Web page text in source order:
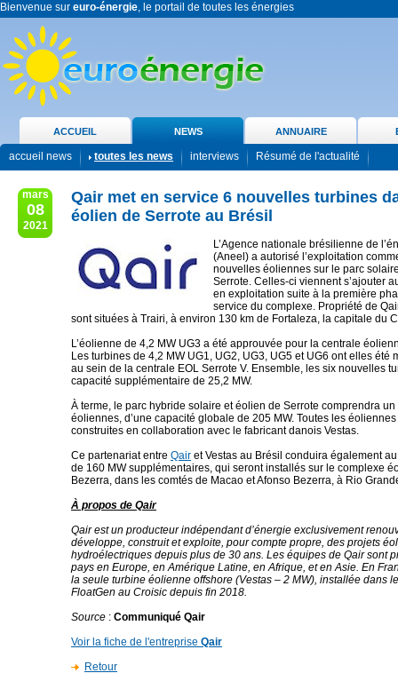
Bienvenue sur euro-énergie, le portail de toutes les énergies
ACCUEIL NEWS ANNUAIRE
accueil news toutes les news interviews Résumé de l'actualité
mars
08
2021
Qair met en service 6 nouvelles turbines
éolien de Serrote au Brésil
L’Agence nationale brésilienne de
(Aneel) a autorisé l’exploitation
nouvelles éoliennes sur le parc
Serrote. Celles-ci viennent s’ajouter
en exploitation suite à la première
service du complexe. Propriété de
sont situées à Trairi, à environ 130 km de Fortaleza, la capitale du
L’éolienne de 4,2 MW UG3 a été approuvée pour la centrale
Les turbines de 4,2 MW UG1, UG2, UG3, UG5 et UG6 ont elles été
au sein de la centrale EOL Serrote V. Ensemble, les six nouvelles
capacité supplémentaire de 25,2 MW.
À terme, le parc hybride solaire et éolien de Serrote comprendra un
éoliennes, d’une capacité globale de 205 MW. Toutes les
construites en collaboration avec le fabricant danois Vestas.
Ce partenariat entre Qair et Vestas au Brésil conduira également
de 160 MW supplémentaires, qui seront installés sur le complexe
Bezerra, dans les comtés de Macao et Afonso Bezerra, à Rio
À propos de Qair
Qair est un producteur indépendant d’énergie exclusivement
développe, construit et exploite, pour compte propre, des projets
hydroélectriques depuis plus de 30 ans. Les équipes de Qair sont
pays en Europe, en Amérique Latine, en Afrique, et en Asie. En
la seule turbine éolienne offshore (Vestas – 2 MW), installée dans
FloatGen au Croisic depuis fin 2018.
Source : Communiqué Qair
Voir la fiche de l'entreprise Qair
Retour